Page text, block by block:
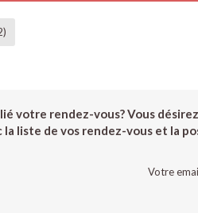
votre rendez-vous? Vous
la liste de vos rendez-vous et la
Votre